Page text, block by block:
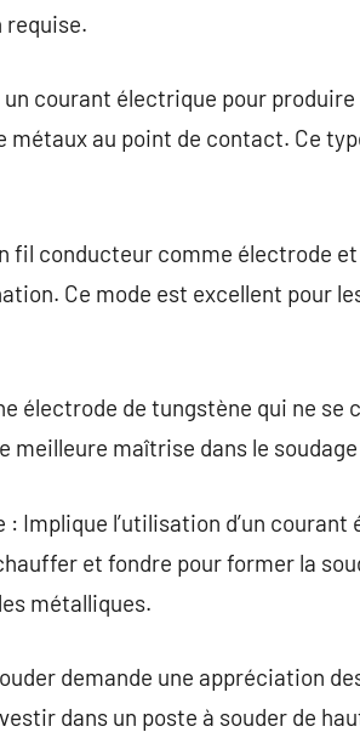
requise.
un courant électrique pour
métaux au point de contact. Ce
fil conducteur comme électrode
Ce mode est excellent pour
électrode de tungstène qui ne se
meilleure maîtrise dans le
: Implique l’utilisation d’un
et fondre pour former la
métalliques.
demande une appréciation
dans un poste à souder de